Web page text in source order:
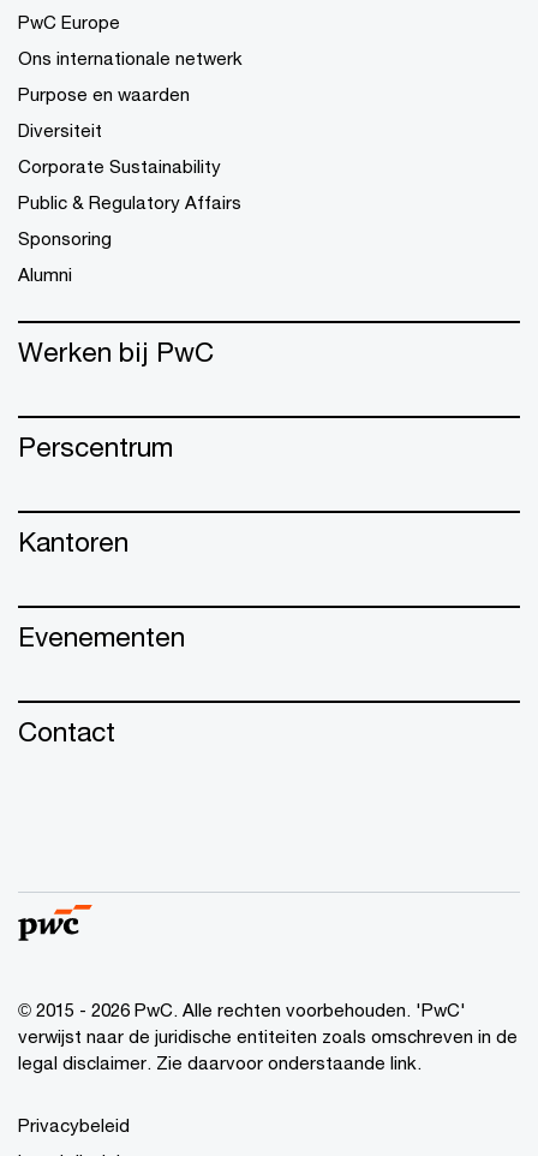
PwC Europe
Ons internationale netwerk
Purpose en waarden
Diversiteit
Corporate Sustainability
Public & Regulatory Affairs
Sponsoring
Alumni
Werken bij PwC
Perscentrum
Kantoren
Evenementen
Contact
© 2015 - 2026 PwC. Alle rechten voorbehouden. 'PwC'
verwijst naar de juridische entiteiten zoals omschreven in de
legal disclaimer. Zie daarvoor onderstaande link.
Privacybeleid